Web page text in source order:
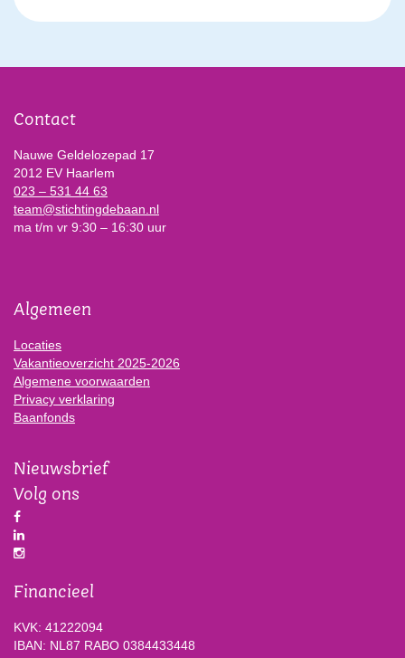
Contact
Nauwe Geldelozepad 17
2012 EV Haarlem
023 – 531 44 63
team@stichtingdebaan.nl
ma t/m vr 9:30 – 16:30 uur
Algemeen
Locaties
Vakantieoverzicht 2025-2026
Algemene voorwaarden
Privacy verklaring
Baanfonds
Nieuwsbrief
Volg ons
Financieel
KVK: 41222094
IBAN: NL87 RABO 0384433448